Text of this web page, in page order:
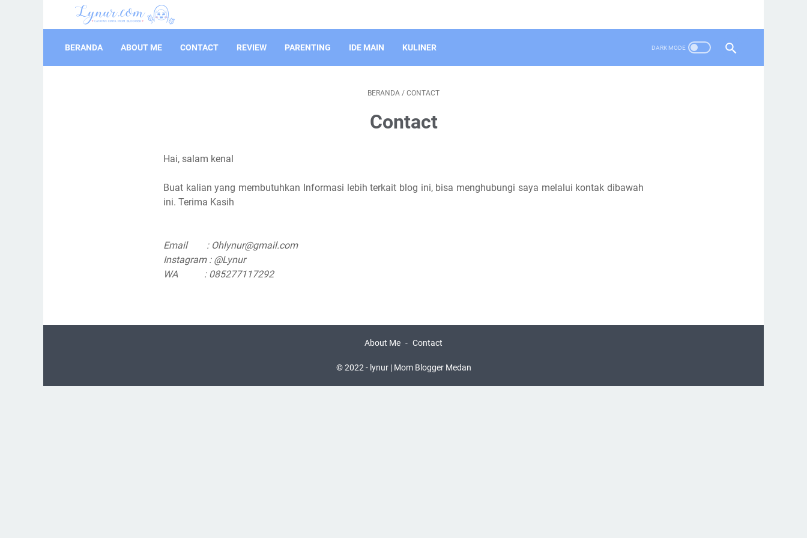
BERANDA ABOUT ME CONTACT REVIEW PARENTING IDE MAIN KULINER
BERANDA / CONTACT
Contact
Hai, salam kenal
Buat kalian yang membutuhkan Informasi lebih terkait blog ini, bisa menghubungi saya melalui kontak dibawah
ini. Terima Kasih
Email : Ohlynur@gmail.com
Instagram : @Lynur
WA : 085277117292
About Me Contact
© 2022 - lynur | Mom Blogger Medan